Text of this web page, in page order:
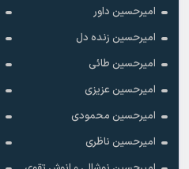
امیرحسین داور
امیرحسین زنده دل
امیرحسین طائی
امیرحسین عزیزی
امیرحسین محمودی
امیرحسین ناظری